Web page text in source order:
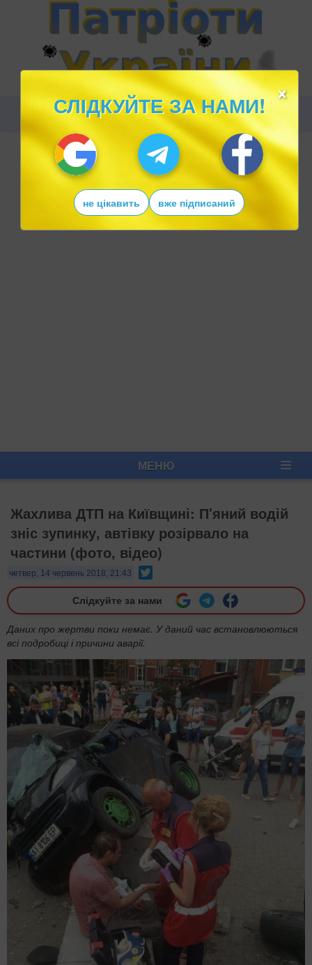
МЕНЮ
Жахлива ДТП на Київщині: П'яний водій
зніс зупинку, автівку розірвало на
частини (фото, відео)
четвер, 14 червень 2018, 21:43
Слідкуйте за нами
Даних про жертви поки немає. У даний час встановлюються
всі подробиці і причини аварії.
×
СЛІДКУЙТЕ ЗА НАМИ!
не цікавить вже підписаний